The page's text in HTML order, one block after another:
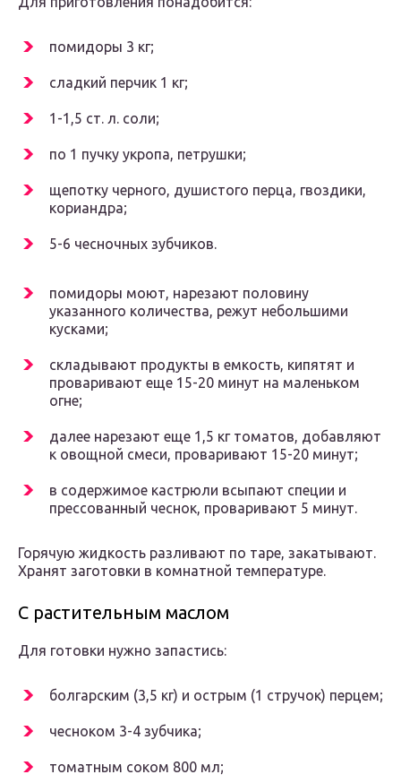
помидоры 3 кг;
сладкий перчик 1 кг;
1-1,5 ст. л. соли;
по 1 пучку укропа, петрушки;
щепотку черного, душистого перца, гвоздики,
кориандра;
5-6 чесночных зубчиков.
помидоры моют, нарезают половину
указанного количества, режут небольшими
кусками;
складывают продукты в емкость, кипятят и
проваривают еще 15-20 минут на маленьком
огне;
далее нарезают еще 1,5 кг томатов, добавляют
к овощной смеси, проваривают 15-20 минут;
в содержимое кастрюли всыпают специи и
прессованный чеснок, проваривают 5 минут.
Горячую жидкость разливают по таре, закатывают.
Хранят заготовки в комнатной температуре.
С растительным маслом
Для готовки нужно запастись:
болгарским (3,5 кг) и острым (1 стручок) перцем;
чесноком 3-4 зубчика;
томатным соком 800 мл;